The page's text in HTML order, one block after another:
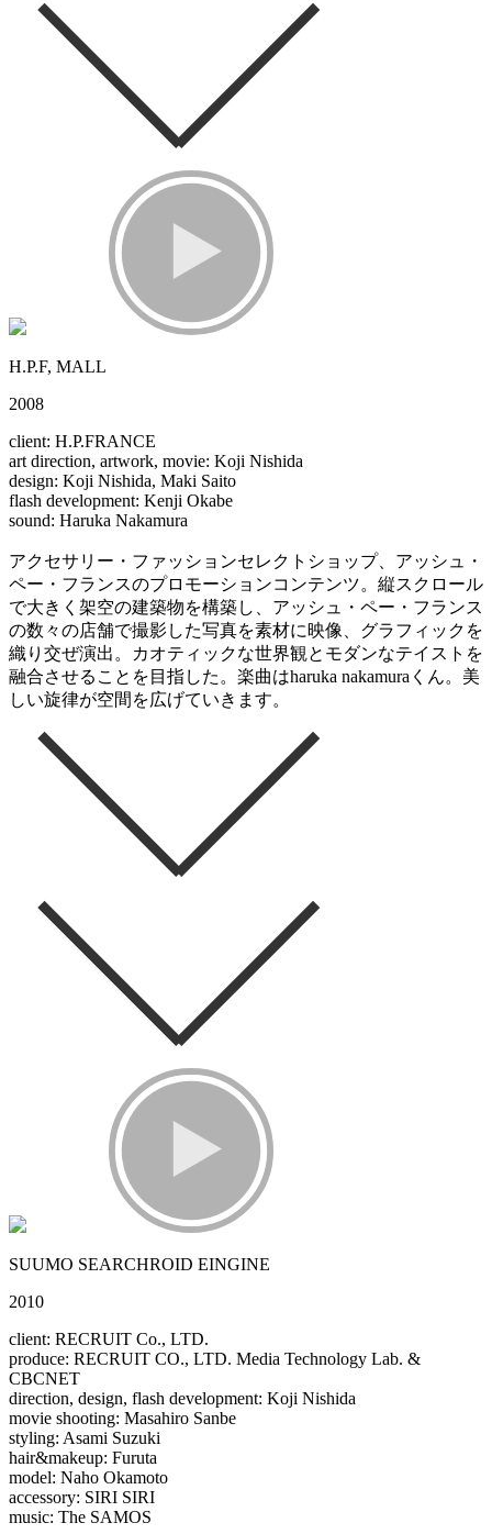
H.P.F, MALL
2008
client: H.P.FRANCE
art direction, artwork, movie: Koji Nishida
design: Koji Nishida, Maki Saito
flash development: Kenji Okabe
sound: Haruka Nakamura
アクセサリー・ファッションセレクトショップ、アッシュ・
ペー・フランスのプロモーションコンテンツ。縦スクロール
で大きく架空の建築物を構築し、アッシュ・ペー・フランス
の数々の店舗で撮影した写真を素材に映像、グラフィックを
織り交ぜ演出。カオティックな世界観とモダンなテイストを
融合させることを目指した。楽曲はharuka nakamuraくん。美
しい旋律が空間を広げていきます。
SUUMO SEARCHROID EINGINE
2010
client: RECRUIT Co., LTD.
produce: RECRUIT CO., LTD. Media Technology Lab. &
CBCNET
direction, design, flash development: Koji Nishida
movie shooting: Masahiro Sanbe
styling: Asami Suzuki
hair&makeup: Furuta
model: Naho Okamoto
accessory: SIRI SIRI
music: The SAMOS